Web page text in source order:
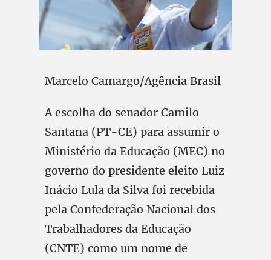
Marcelo Camargo/Agência Brasil
A escolha do senador Camilo
Santana (PT-CE) para assumir o
Ministério da Educação (MEC) no
governo do presidente eleito Luiz
Inácio Lula da Silva foi recebida
pela Confederação Nacional dos
Trabalhadores da Educação
(CNTE) como um nome de